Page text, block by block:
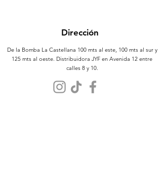
Dirección
De la Bomba La Castellana 100 mts al este, 100 mts al sur y
125 mts al oeste. Distribuidora JYF en Avenida 12 entre
calles 8 y 10.